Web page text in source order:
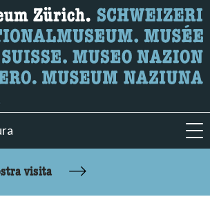
i contenuti della pagina.
visita